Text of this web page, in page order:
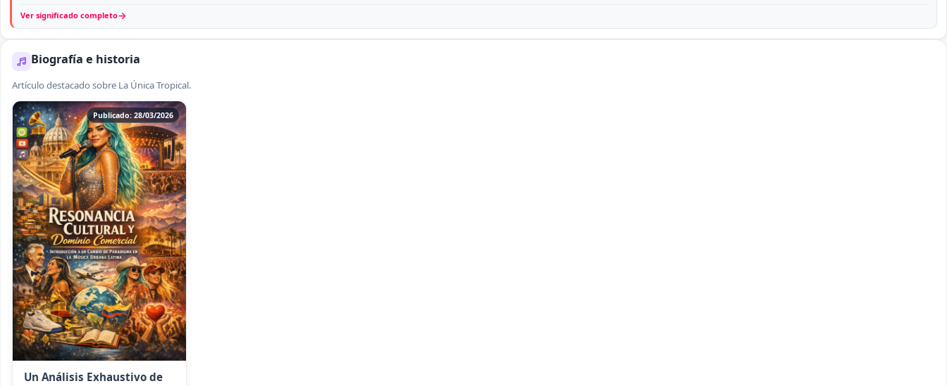
Ver significado completo→
Biografía e historia
Artículo destacado sobre La Única Tropical.
Publicado: 28/03/2026
Un Análisis Exhaustivo de